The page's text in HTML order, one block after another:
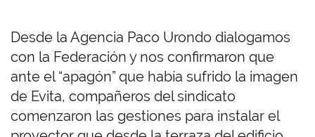
Desde la Agencia Paco Urondo dialogamos
con la Federación y nos confirmaron que
ante el “apagón” que había sufrido la imagen
de Evita, compañeros del sindicato
comenzaron las gestiones para instalar el